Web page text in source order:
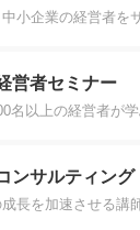
小企業の経営者を
営者セミナー
名以上の経営者が
ンサルティング
長を加速させる講